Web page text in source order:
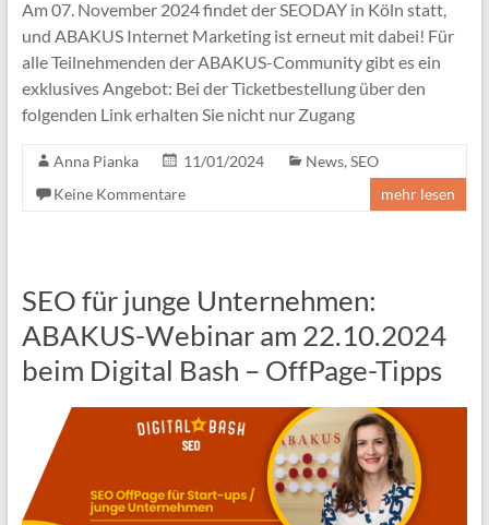
Am 07. November 2024 findet der SEODAY in Köln statt,
und ABAKUS Internet Marketing ist erneut mit dabei! Für
alle Teilnehmenden der ABAKUS-Community gibt es ein
exklusives Angebot: Bei der Ticketbestellung über den
folgenden Link erhalten Sie nicht nur Zugang
Anna Pianka 11/01/2024 News, SEO
Keine Kommentare
mehr lesen
SEO für junge Unternehmen:
ABAKUS-Webinar am 22.10.2024
beim Digital Bash – OffPage-Tipps